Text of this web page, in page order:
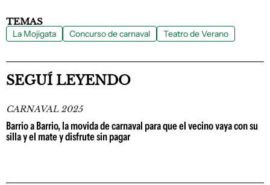
TEMAS
La Mojigata Concurso de carnaval Teatro de Verano
SEGUÍ LEYENDO
CARNAVAL 2025
Barrio a Barrio, la movida de carnaval para que el vecino vaya con su
silla y el mate y disfrute sin pagar